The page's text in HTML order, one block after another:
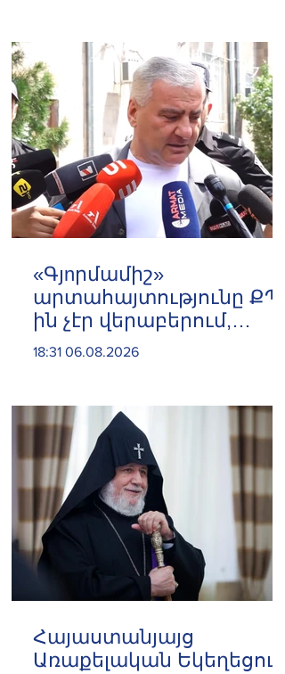
«Գյnրմամիշ»
արտահայտությունը ՔՊ-
ին չէր վերաբերում,
ինձնից բիզնես
Կարապետյան
18:31 06.08.2026
Հայաստանյայց
Առաքելական Եկեղեցու